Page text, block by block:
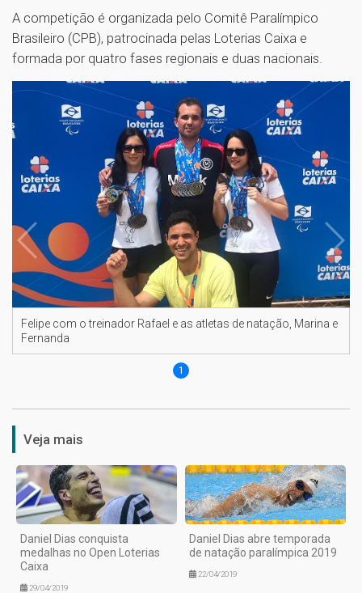
A competição é organizada pelo Comitê Paralímpico
Brasileiro (CPB), patrocinada pelas Loterias Caixa e
formada por quatro fases regionais e duas nacionais.
Felipe com o treinador Rafael e as atletas de natação, Marina e
Fernanda
1
Veja mais
Daniel Dias conquista
medalhas no Open Loterias
Caixa
29/04/2019
Daniel Dias abre temporada
de natação paralímpica 2019
22/04/2019